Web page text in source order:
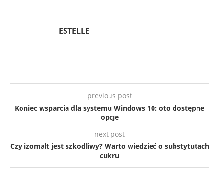
ESTELLE
previous post
Koniec wsparcia dla systemu Windows 10: oto dostępne
opcje
next post
Czy izomalt jest szkodliwy? Warto wiedzieć o substytutach
cukru